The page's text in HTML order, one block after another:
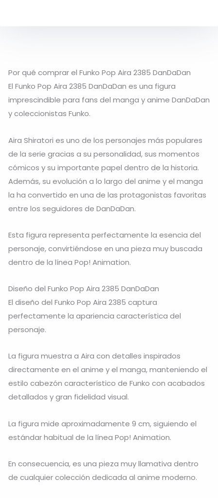
Por qué comprar el Funko Pop Aira 2385 DanDaDan
El Funko Pop Aira 2385 DanDaDan es una figura
imprescindible para fans del manga y anime DanDaDan
y coleccionistas Funko.
Aira Shiratori es uno de los personajes más populares
de la serie gracias a su personalidad, sus momentos
cómicos y su importante papel dentro de la historia.
Además, su evolución a lo largo del anime y el manga
la ha convertido en una de las protagonistas favoritas
entre los seguidores de DanDaDan.
Esta figura representa perfectamente la esencia del
personaje, convirtiéndose en una pieza muy buscada
dentro de la línea Pop! Animation.
Diseño del Funko Pop Aira 2385 DanDaDan
El diseño del Funko Pop Aira 2385 captura
perfectamente la apariencia característica del
personaje.
La figura muestra a Aira con detalles inspirados
directamente en el anime y el manga, manteniendo el
estilo cabezón característico de Funko con acabados
detallados y gran fidelidad visual.
La figura mide aproximadamente 9 cm, siguiendo el
estándar habitual de la línea Pop! Animation.
En consecuencia, es una pieza muy llamativa dentro
de cualquier colección dedicada al anime moderno.